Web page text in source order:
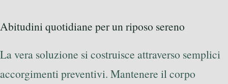
Abitudini quotidiane per un riposo sereno
La vera soluzione si costruisce attraverso semplici
accorgimenti preventivi. Mantenere il corpo